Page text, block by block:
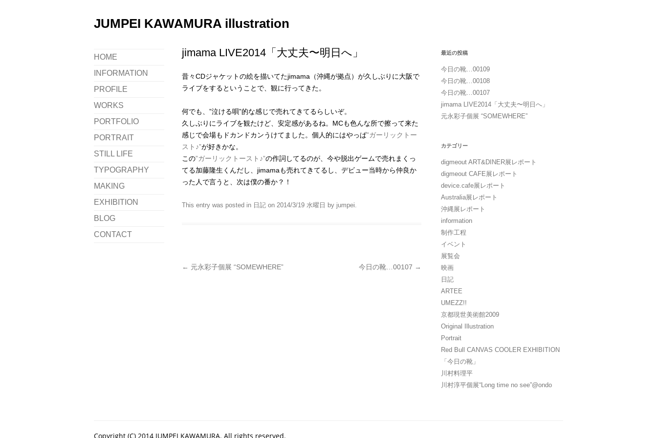
JUMPEI KAWAMURA illustration
HOME
INFORMATION
PROFILE
WORKS
PORTFOLIO
PORTRAIT
STILL LIFE
TYPOGRAPHY
MAKING
EXHIBITION
BLOG
CONTACT
jimama LIVE2014「大丈夫〜明日へ」
昔々CDジャケットの絵を描いてたjimama（沖縄が拠点）が久しぶりに大阪で
ライブをするということで、観に行ってきた。
何でも、”泣ける唄”的な感じで売れてきてるらしいぞ。
久しぶりにライブを観たけど、安定感があるね。MCも色んな所で擦って来た
感じで会場もドカンドカンうけてました。個人的にはやっぱ”ガーリックトー
スト♪”が好きかな。
この”ガーリックトースト♪”の作詞してるのが、今や脱出ゲームで売れまくっ
てる加藤隆生くんだし、jimamaも売れてきてるし、デビュー当時から仲良か
った人で言うと、次は僕の番か？！
This entry was posted in 日記 on 2014/3/19 水曜日 by jumpei.
← 元永彩子個展 “SOMEWHERE” 今日の靴…00107 →
最近の投稿
今日の靴…00109
今日の靴…00108
今日の靴…00107
jimama LIVE2014「大丈夫〜明日へ」
元永彩子個展 “SOMEWHERE”
カテゴリー
digmeout ART&DINER展レポート
digmeout CAFE展レポート
device.cafe展レポート
Australia展レポート
沖縄展レポート
information
制作工程
イベント
展覧会
映画
日記
ARTEE
UMEZZ!!
京都現世美術館2009
Original Illustration
Portrait
Red Bull CANVAS COOLER EXHIBITION
「今日の靴」
川村料理平
川村淳平個展“Long time no see”@ondo
Copyright (C) 2014 JUMPEI KAWAMURA. All rights reserved.